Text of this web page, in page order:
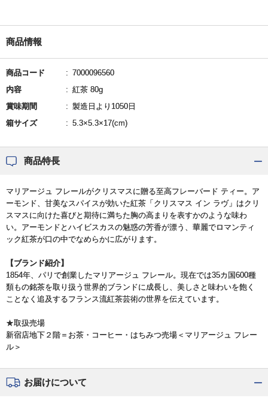
商品情報
商品コード
7000096560
内容
紅茶 80g
賞味期間
製造日より1050日
箱サイズ
5.3×5.3×17(cm)
商品特長
マリアージュ フレールがクリスマスに贈る至高フレーバード ティー。ア
ーモンド、甘美なスパイスが効いた紅茶「クリスマス イン ラヴ」はクリ
スマスに向けた喜びと期待に満ちた胸の高まりを表すかのような味わ
い。アーモンドとハイビスカスの魅惑の芳香が漂う、華麗でロマンティ
ック紅茶が口の中でなめらかに広がります。
【ブランド紹介】
1854年、パリで創業したマリアージュ フレール。現在では35カ国600種
類もの銘茶を取り扱う世界的ブランドに成長し、美しさと味わいを飽く
ことなく追及するフランス流紅茶芸術の世界を伝えています。
★取扱売場
新宿店地下２階＝お茶・コーヒー・はちみつ売場＜マリアージュ フレー
ル＞
お届けについて